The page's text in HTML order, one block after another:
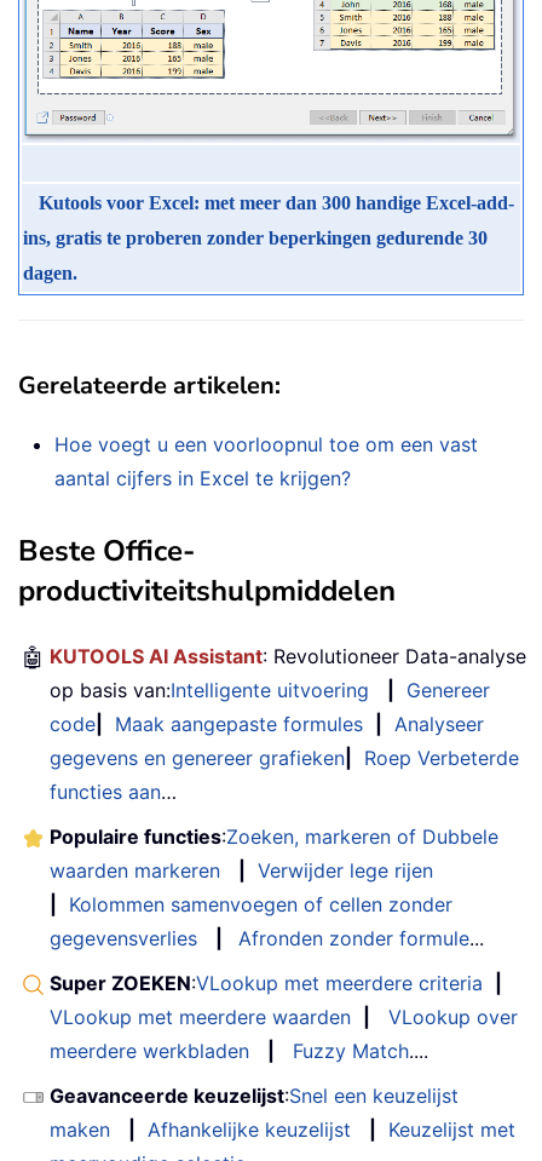
Kutools voor Excel: met meer dan 300 handige Excel-add-
ins, gratis te proberen zonder beperkingen gedurende 30
dagen.
Gerelateerde artikelen:
Hoe voegt u een voorloopnul toe om een vast
aantal cijfers in Excel te krijgen?
Beste Office-
productiviteitshulpmiddelen
🤖 KUTOOLS AI Assistant: Revolutioneer Data-analyse
op basis van:Intelligente uitvoering
Genereer
code
Maak aangepaste formules
Analyseer
gegevens en genereer grafieken
Roep Verbeterde
functies aan…
Populaire functies:Zoeken, markeren of Dubbele
waarden markeren
Verwijder lege rijen
Kolommen samenvoegen of cellen zonder
gegevensverlies
Afronden zonder formule...
Super ZOEKEN:VLookup met meerdere criteria
VLookup met meerdere waarden
VLookup over
meerdere werkbladen
Fuzzy Match....
Geavanceerde keuzelijst:Snel een keuzelijst
maken
Afhankelijke keuzelijst
Keuzelijst met